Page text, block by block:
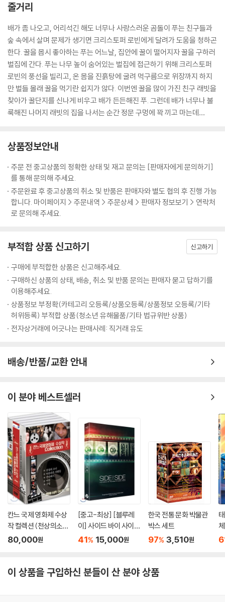
줄거리
배가 좀 나오고, 어리석긴 해도 너무나 사랑스러운 곰돌이 푸는 친구들과
숲 속에서 살며 문제가 생기면 크리스토퍼 로빈에게 달려가 도움을 청하곤
한다. 꿀을 몹시 좋아하는 푸는 어느날, 집안에 꿀이 떨어지자 꿀을 구하러
벌집에 간다. 푸는 나무 높이 숨어있는 벌집에 접근하기 위해 크리스토퍼
로빈의 풍선을 빌리고, 온 몸을 진흙탕에 굴려 먹구름으로 위장까지 하지
만 벌들 몰래 꿀을 먹기란 쉽지가 않다. 이번엔 꿀을 많이 가진 친구 래빗을
찾아가 꿀단지를 신나게 비우고 배가 든든해진 푸. 그런데 배가 너무나 불
룩해진 나머지 래빗의 집을 나서는 순간 정문 구멍에 꽉 끼고 마는데…
상품정보안내
주문 전 중고상품의 정확한 상태 및 재고 문의는 [판매자에게 문의하기]
를 통해 문의해 주세요.
주문완료 후 중고상품의 취소 및 반품은 판매자와 별도 협의 후 진행 가능
합니다. 마이페이지 > 주문내역 > 주문상세 > 판매자 정보보기 > 연락처
로 문의해 주세요.
부적합 상품 신고하기 신고하기
구매에 부적합한 상품은 신고해주세요.
구매하신 상품의 상태, 배송, 취소 및 반품 문의는 판매자 묻고 답하기를
이용해주세요.
상품정보 부정확(카테고리 오등록/상품오등록/상품정보 오등록/기타
허위등록) 부적합 상품(청소년 유해물품/기타 법규위반 상품)
전자상거래에 어긋나는 판매사례: 직거래 유도
배송/반품/교환 안내
이 분야 베스트셀러
칸느 국제 영화제 수상
작 컬렉션 (천상의소녀
+아름다운사람들+칸
80,000원
[중고-최상] [블루레
이] 사이드 바이 사이
드: 필름 vs 디지털
41% 15,000원
한국 전통 문화 박물관
박스 세트
97% 3,510원
이 상품을 구입하신 분들이 산 분야 상품